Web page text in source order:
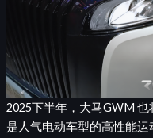
2025下半年，大马GWM
是人气电动车型的高性能